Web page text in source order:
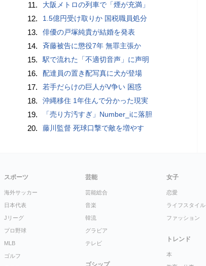
11. 大阪メトロの列車で「煙が充満」
12. 1.5億円受け取りか 国税職員処分
13. 俳優の戸塚純貴が結婚を発表
14. 斉藤被告に懲役7年 無罪主張か
15. 駅で流れた「不適切音声」に声明
16. 配達員の置き配写真に犬が登場
17. 若手だらけの巨人がV争い 困惑
18. 沖縄移住 1年住んで分かった現実
19. 「売り方汚すぎ」Number_iに落胆
20. 藤川監督 死球口撃で敵を増やす
スポーツ
海外サッカー
日本代表
Jリーグ
プロ野球
MLB
ゴルフ
芸能
芸能総合
音楽
韓流
グラビア
テレビ
女子
恋愛
ライフスタイル
ファッション
トレンド
本